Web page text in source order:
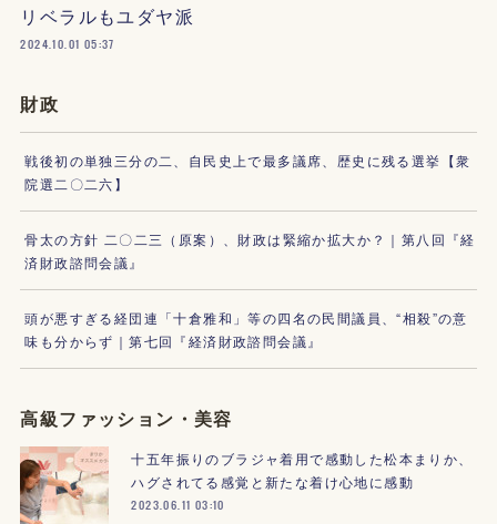
リベラルもユダヤ派
2024.10.01 05:37
財政
戦後初の単独三分の二、自民史上で最多議席、歴史に残る選挙【衆
院選二〇二六】
骨太の方針 二〇二三（原案）、財政は緊縮か拡大か？｜第八回『経
済財政諮問会議』
頭が悪すぎる経団連「十倉雅和」等の四名の民間議員、“相殺”の意
味も分からず｜第七回『経済財政諮問会議』
高級ファッション・美容
十五年振りのブラジャ着用で感動した松本まりか、
ハグされてる感覚と新たな着け心地に感動
2023.06.11 03:10